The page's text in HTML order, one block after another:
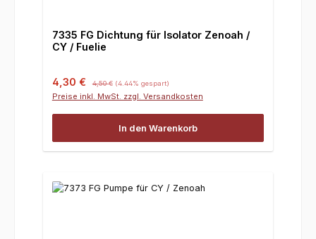
7335 FG Dichtung für Isolator Zenoah /
CY / Fuelie
Verkaufspreis:
4,30 € Regulärer Preis:
4,50 € (4.44% gespart)
Preise inkl. MwSt. zzgl. Versandkosten
In den Warenkorb